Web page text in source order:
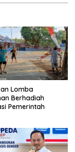
Lomba
Berhadiah
Pemerintah